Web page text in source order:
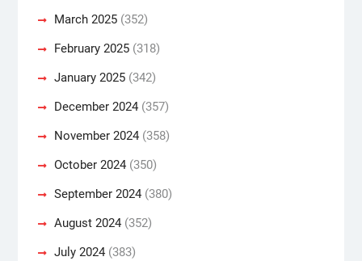
March 2025(352)
February 2025(318)
January 2025(342)
December 2024(357)
November 2024(358)
October 2024(350)
September 2024(380)
August 2024(352)
July 2024(383)